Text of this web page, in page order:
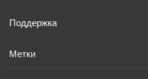
Поддержка
Метки